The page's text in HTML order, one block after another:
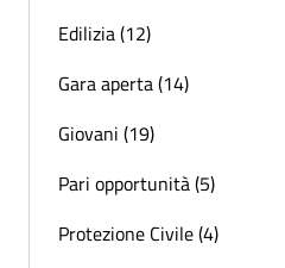
Edilizia (12)
Gara aperta (14)
Giovani (19)
Pari opportunità (5)
Protezione Civile (4)